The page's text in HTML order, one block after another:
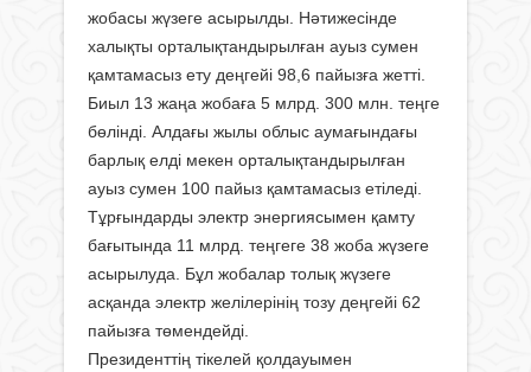
жобасы жүзеге асырылды. Нәтижесінде
халықты орталықтандырылған ауыз сумен
қамтамасыз ету деңгейі 98,6 пайызға жетті.
Биыл 13 жаңа жобаға 5 млрд. 300 млн. теңге
бөлінді. Алдағы жылы облыс аумағындағы
барлық елді мекен орталықтандырылған
ауыз сумен 100 пайыз қамтамасыз етіледі.
Тұрғындарды электр энергиясымен қамту
бағытында 11 млрд. теңгеге 38 жоба жүзеге
асырылуда. Бұл жобалар толық жүзеге
асқанда электр желілерінің тозу деңгейі 62
пайызға төмендейді.
Президенттің тікелей қолдауымен